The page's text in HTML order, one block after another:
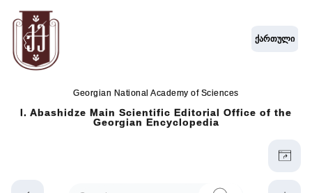
Georgian National Academy of Sciences
I. Abashidze Main Scientific Editorial Office of the
Georgian Encyclopedia
ქართული